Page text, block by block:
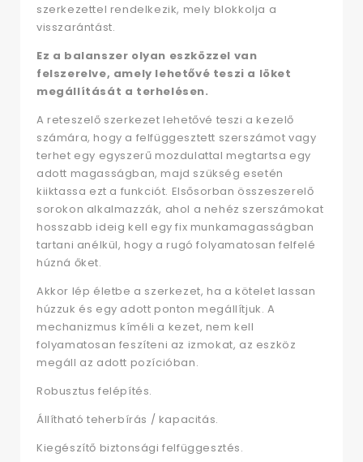
szerkezettel rendelkezik, mely blokkolja a
visszarántást.
Ez a balanszer olyan eszközzel van
felszerelve, amely lehetővé teszi a löket
megállítását a terhelésen.
A reteszelő szerkezet lehetővé teszi a kezelő
számára, hogy a felfüggesztett szerszámot vagy
terhet egy egyszerű mozdulattal megtartsa egy
adott magasságban, majd szükség esetén
kiiktassa ezt a funkciót. Elsősorban összeszerelő
sorokon alkalmazzák, ahol a nehéz szerszámokat
hosszabb ideig kell egy fix munkamagasságban
tartani anélkül, hogy a rugó folyamatosan felfelé
húzná őket.
Akkor lép életbe a szerkezet, ha a kötelet lassan
húzzuk és egy adott ponton megállítjuk. A
mechanizmus kíméli a kezet, nem kell
folyamatosan feszíteni az izmokat, az eszköz
megáll az adott pozícióban.
Robusztus felépítés.
Állítható teherbírás / kapacitás.
Kiegészítő biztonsági felfüggesztés.